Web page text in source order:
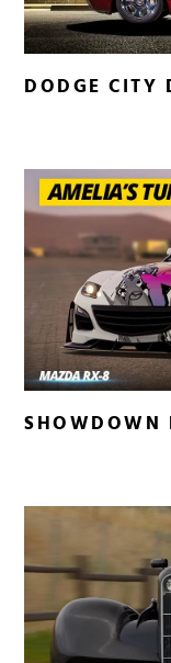
DODGE CITY
SHOWDOWN